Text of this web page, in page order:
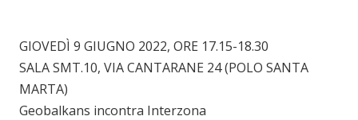
GIOVEDÌ 9 GIUGNO 2022, ORE 17.15-18.30
SALA SMT.10, VIA CANTARANE 24 (POLO SANTA
MARTA)
Geobalkans incontra Interzona